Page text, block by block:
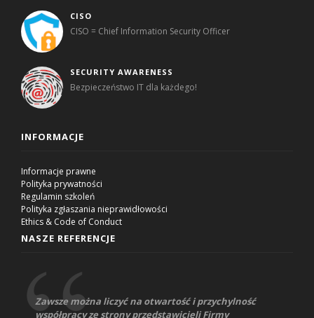
CISO
CISO = Chief Information Security Officer
SECURITY AWARENESS
Bezpieczeństwo IT dla każdego!
INFORMACJE
Informacje prawne
Polityka prywatności
Regulamin szkoleń
Polityka zgłaszania nieprawidłowości
Ethics & Code of Conduct
NASZE REFERENCJE
Zawsze można liczyć na otwartość i przychylność
współpracy ze strony przedstawicieli Firmy